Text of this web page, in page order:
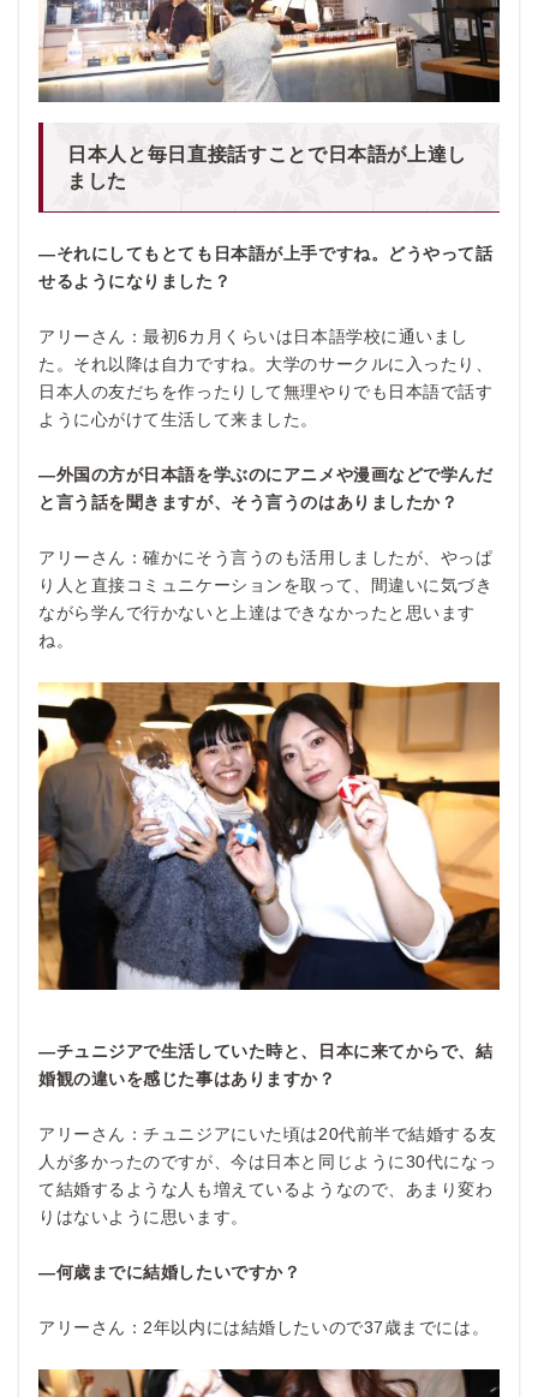
日本人と毎日直接話すことで日本語が上達し
ました
―それにしてもとても日本語が上手ですね。どうやって話
せるようになりました？
アリーさん：最初6カ月くらいは日本語学校に通いまし
た。それ以降は自力ですね。大学のサークルに入ったり、
日本人の友だちを作ったりして無理やりでも日本語で話す
ように心がけて生活して来ました。
―外国の方が日本語を学ぶのにアニメや漫画などで学んだ
と言う話を聞きますが、そう言うのはありましたか？
アリーさん：確かにそう言うのも活用しましたが、やっぱ
り人と直接コミュニケーションを取って、間違いに気づき
ながら学んで行かないと上達はできなかったと思います
ね。
―チュニジアで生活していた時と、日本に来てからで、結
婚観の違いを感じた事はありますか？
アリーさん：チュニジアにいた頃は20代前半で結婚する友
人が多かったのですが、今は日本と同じように30代になっ
て結婚するような人も増えているようなので、あまり変わ
りはないように思います。
―何歳までに結婚したいですか？
アリーさん：2年以内には結婚したいので37歳までには。